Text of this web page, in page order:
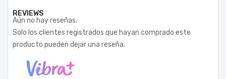
REVIEWS
Aún no hay reseñas.
Solo los clientes registrados que hayan comprado este
producto pueden dejar una reseña.